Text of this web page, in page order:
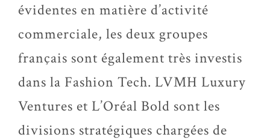
évidentes en matière d’activité
commerciale, les deux groupes
français sont également très investis
dans la Fashion Tech. LVMH Luxury
Ventures et L’Oréal Bold sont les
divisions stratégiques chargées de